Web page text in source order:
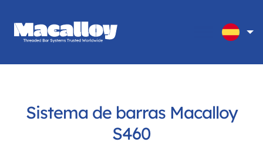
Sistema de barras Macalloy
S460